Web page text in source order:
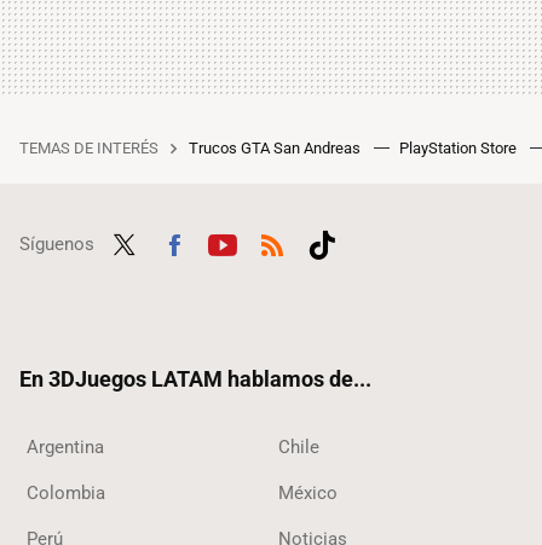
TEMAS DE INTERÉS Trucos GTA San Andreas PlayStation Store
Síguenos
En 3DJuegos LATAM hablamos de...
Argentina Chile
Colombia México
Perú Noticias